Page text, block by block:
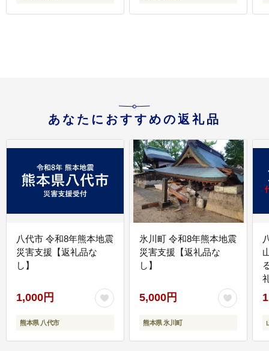
あなたにおすすめの返礼品
八代市 令和8年熊本地震
災害支援【返礼品な
し】
1,000円
熊本県 八代市
氷川町 令和8年熊本地震
災害支援【返礼品な
し】
5,000円
熊本県 氷川町